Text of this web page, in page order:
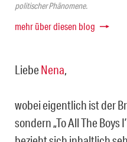
politischer Phänomene.
mehr über diesen blog
LiebeNena,
wobei eigentlich ist der
sondern „To All The Boys